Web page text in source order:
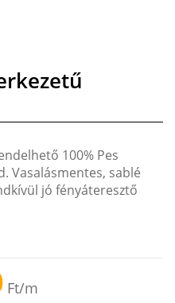
100% Pes
Vasalásmentes, sablé
jó fényáteresztő
Ft/m